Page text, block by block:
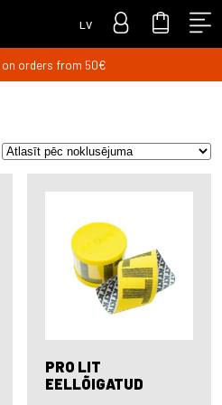
LV
on orders from 50€
PRO LIT
EELLÕIGATUD